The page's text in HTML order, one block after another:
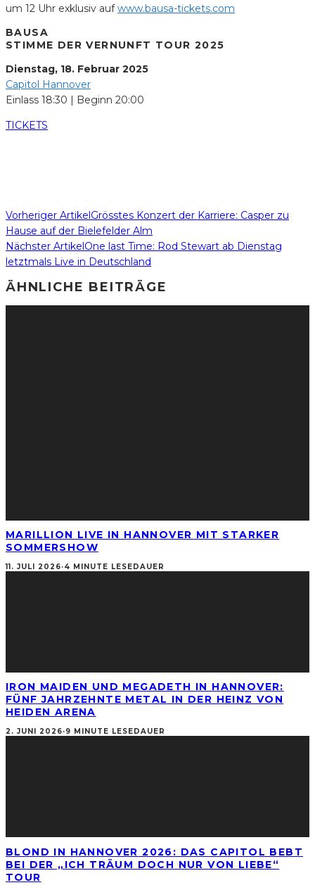
um 12 Uhr exklusiv aufwww.bausa-tickets.com
BAUSA
STIMME DER VERNUNFT TOUR 2025
Dienstag, 18. Februar 2025
Capitol Hannover
Einlass 18:30 | Beginn 20:00
TICKETS
Vorheriger ArtikelGrösstes Konzert der Karriere: Casper zu
Hause auf der Bielefelder Alm
Nächster ArtikelOne last Time: Rod Stewart ab Dienstag
letztmals Live in Deutschland
ÄHNLICHE BEITRÄGE
MARILLION LIVE IN HANNOVER MIT STARKER
SOMMERSHOW
11. JULI 2026·4 MINUTE LESEDAUER
IRON MAIDEN UND MEGADETH IN HANNOVER:
FÜNF JAHRZEHNTE METAL IN DER HEINZ VON
HEIDEN ARENA
2. JUNI 2026·9 MINUTE LESEDAUER
BLOND IN HANNOVER 2026: DAS CAPITOL BEBT
BEI DER „ICH TRÄUM DOCH NUR VON LIEBE“
TOUR